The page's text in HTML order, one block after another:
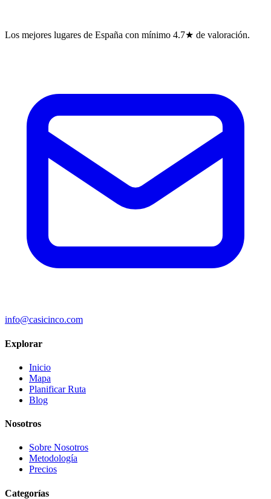
Los mejores lugares de España con mínimo 4.7★ de valoración.
info@casicinco.com
Explorar
Inicio
Mapa
Planificar Ruta
Blog
Nosotros
Sobre Nosotros
Metodología
Precios
Categorías